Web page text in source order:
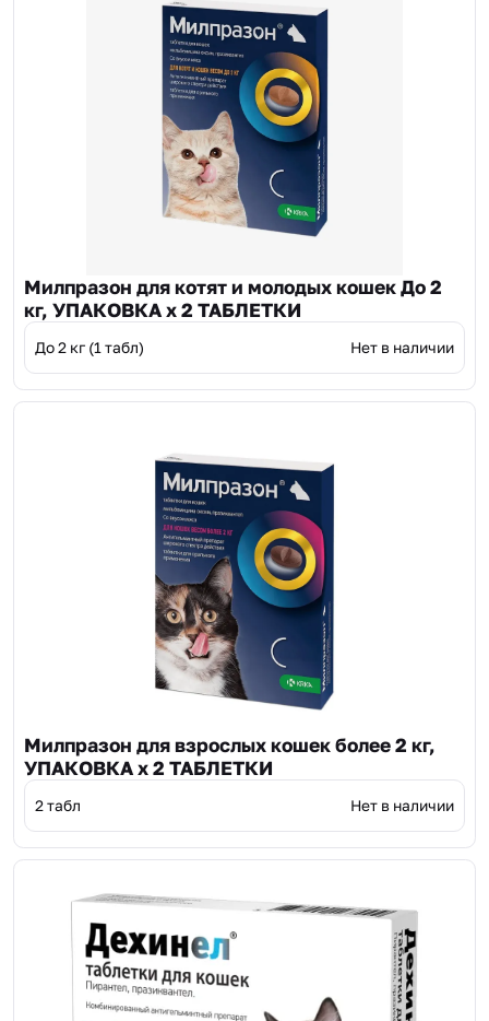
Милпразон для котят и молодых кошек До 2
кг, УПАКОВКА х 2 ТАБЛЕТКИ
До 2 кг (1 табл) Нет в наличии
Милпразон для взрослых кошек более 2 кг,
УПАКОВКА х 2 ТАБЛЕТКИ
2 табл Нет в наличии